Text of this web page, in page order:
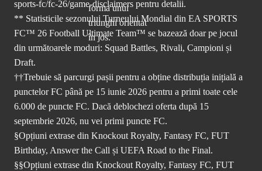
sports-fc/fc-26/game-disclaimers pentru detalii.
** Statisticile sezonului Turneului Mondial din EA SPORTS
FC™ 26 Football Ultimate Team™ se bazează doar pe jocul
din următoarele moduri: Squad Battles, Rivali, Campioni și
Draft.
††Trebuie să parcurgi pașii pentru a obține distribuția inițială a
punctelor FC până pe 15 iunie 2026 pentru a primi toate cele
6.000 de puncte FC. Dacă deblochezi oferta după 15
septembrie 2026, nu vei primi puncte FC.
§Opțiuni extrase din Knockout Royalty, Fantasy FC, FUT
Birthday, Answer the Call și UEFA Road to the Final.
§§Opțiuni extrase din Knockout Royalty, Fantasy FC, FUT